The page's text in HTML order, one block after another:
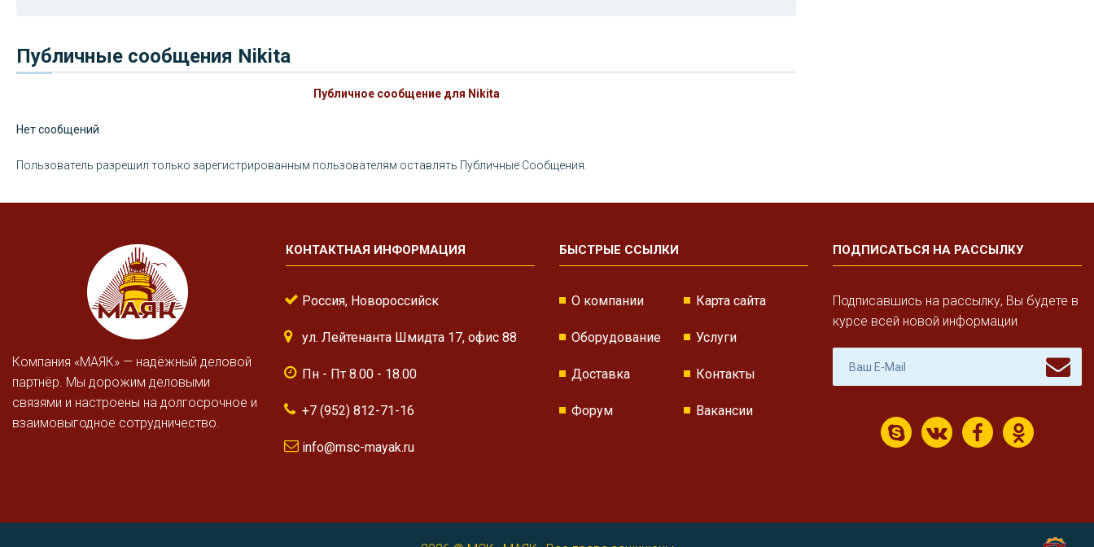
Публичные сообщения Nikita
Публичное сообщение для Nikita
Нет сообщений
Пользователь разрешил только зарегистрированным пользователям оставлять Публичные Сообщения.
Компания «МАЯК» — надёжный деловой
партнёр. Мы дорожим деловыми
связями и настроены на долгосрочное и
взаимовыгодное сотрудничество.
КОНТАКТНАЯ ИНФОРМАЦИЯ
Россия, Новороссийск
ул. Лейтенанта Шмидта 17, офис 88
Пн - Пт 8.00 - 18.00
+7 (952) 812-71-16
info@msc-mayak.ru
БЫСТРЫЕ ССЫЛКИ
О компании Карта сайта
Оборудование Услуги
Доставка Контакты
Форум Вакансии
ПОДПИСАТЬСЯ НА РАССЫЛКУ
Подписавшись на рассылку, Вы будете в
курсе всей новой информации